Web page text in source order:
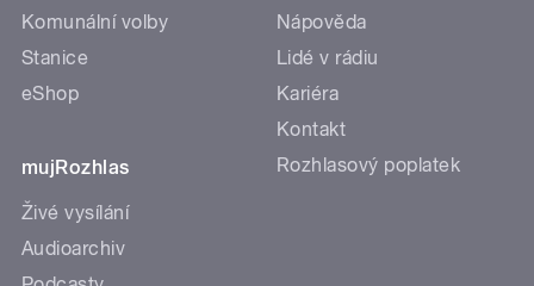
Komunální volby
Stanice
eShop
mujRozhlas
Živé vysílání
Audioarchiv
Nápověda
Lidé v rádiu
Kariéra
Kontakt
Rozhlasový poplatek